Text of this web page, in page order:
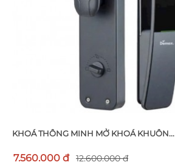
KHOÁ THÔNG MINH MỞ KHOÁ KHUÔN...
7.560.000 đ 12.600.000 đ